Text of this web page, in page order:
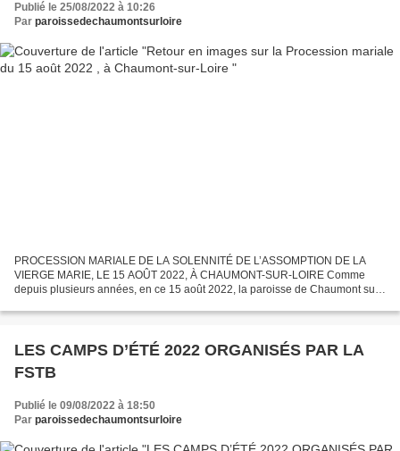
Publié le 25/08/2022 à 10:26
Par paroissedechaumontsurloire
PROCESSION MARIALE DE LA SOLENNITÉ DE L’ASSOMPTION DE LA
VIERGE MARIE, LE 15 AOÛT 2022, À CHAUMONT-SUR-LOIRE Comme
depuis plusieurs années, en ce 15 août 2022, la paroisse de Chaumont sur
LES CAMPS D’ÉTÉ 2022 ORGANISÉS PAR LA
FSTB
Publié le 09/08/2022 à 18:50
Par paroissedechaumontsurloire